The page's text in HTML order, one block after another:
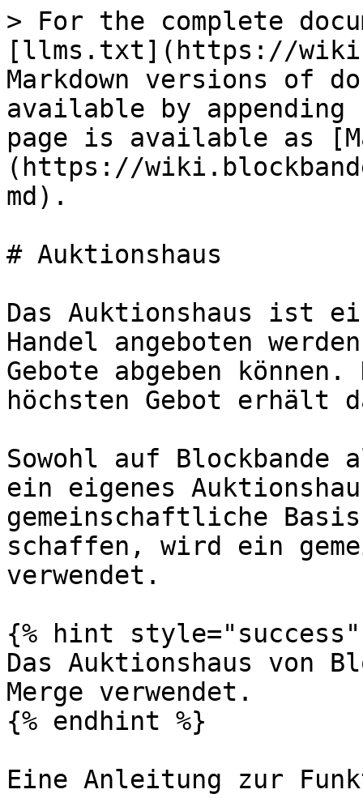
> For the complete
[llms.txt](https://
Markdown versions of
available by
page is available as
(https://
md).
# Auktionshaus
Das Auktionshaus ist
Handel angeboten
Gebote abgeben
höchsten Gebot erhält
Sowohl auf
ein eigenes
gemeinschaftliche
schaffen, wird ein
verwendet.
{% hint style="success"
Das Auktionshaus von
Merge verwendet.
{% endhint %}
Eine Anleitung zur